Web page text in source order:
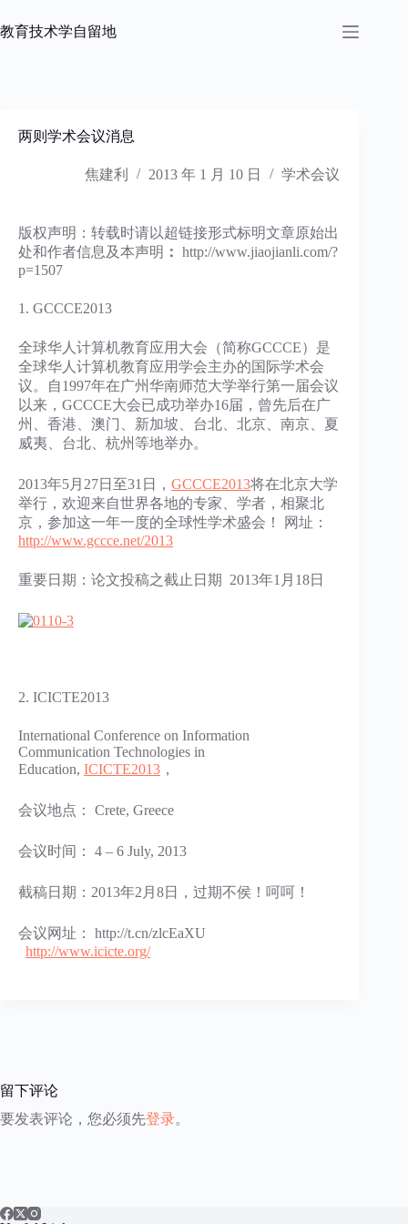
过
教育技术学自留地
两则学术会议消息
焦建利 2013 年 1 月 10 日 学术会议
版权声明：转载时请以超链接形式标明文章原始出
处和作者信息及本声明 ： http://www.jiaojianli.com/?
p=1507
1. GCCCE2013
全球华人计算机教育应用大会（简称GCCCE）是
全球华人计算机教育应用学会主办的国际学术会
议。自1997年在广州华南师范大学举行第一届会议
以来，GCCCE大会已成功举办16届，曾先后在广
州、香港、澳门、新加坡、台北、北京、南京、夏
威夷、台北、杭州等地举办。
2013年5月27日至31日， GCCCE2013将在北京大学
举行，欢迎来自世界各地的专家、学者，相聚北
京，参加这一年一度的全球性学术盛会！ 网址：
http://www.gccce.net/2013
重要日期：论文投稿之截止日期 2013年1月18日
2. ICICTE2013
International Conference on Information
Communication Technologies in
Education, ICICTE2013 ，
会议地点： Crete, Greece
会议时间： 4 – 6 July, 2013
截稿日期：2013年2月8日，过期不侯！呵呵！
会议网址： http://t.cn/zlcEaXU
http://www.icicte.org/
留下评论
要发表评论，您必须先登录。